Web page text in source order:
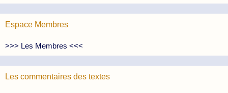
Espace Membres
>>> Les Membres <<<
Les commentaires des textes